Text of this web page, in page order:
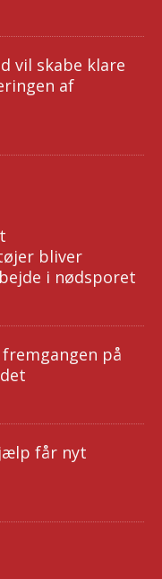
vil skabe klare
af
bliver
i nødsporet
på
får nyt